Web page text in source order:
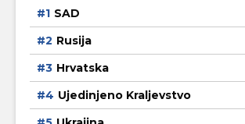
SAD
Rusija
Hrvatska
Ujedinjeno Kraljevstvo